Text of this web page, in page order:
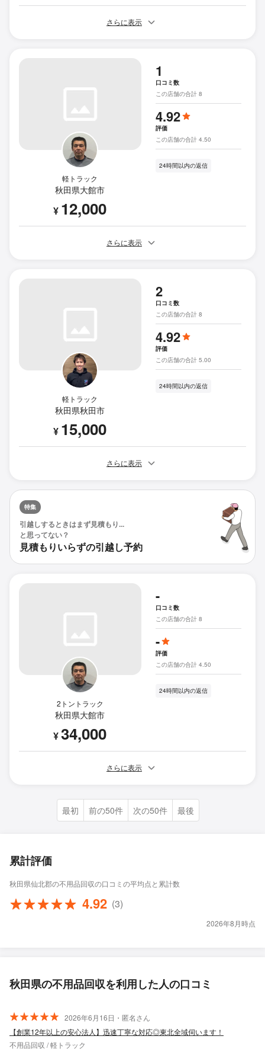
さらに表示
軽トラック
秋田県大館市
¥ 12,000
1
口コミ数
この店舗の合計 8
4.92
評価
この店舗の合計 4.50
24時間以内の返信
さらに表示
軽トラック
秋田県秋田市
¥ 15,000
2
口コミ数
この店舗の合計 8
4.92
評価
この店舗の合計 5.00
24時間以内の返信
さらに表示
特集
引越しするときはまず見積もり...
と思ってない？
見積もりいらずの引越し予約
2トントラック
秋田県大館市
¥34,000
-
口コミ数
この店舗の合計 8
-
評価
この店舗の合計 4.50
24時間以内の返信
さらに表示
最初 前の50件 次の50件 最後
累計評価
秋田県仙北郡の不用品回収の口コミの平均点と累計数
4.92 (3)
2026年8月時点
秋田県の不用品回収を利用した人の口コミ
2026年6月16日・匿名さん
【創業12年以上の安心法人】迅速丁寧な対応◎東北全域伺います！
不用品回収 / 軽トラック